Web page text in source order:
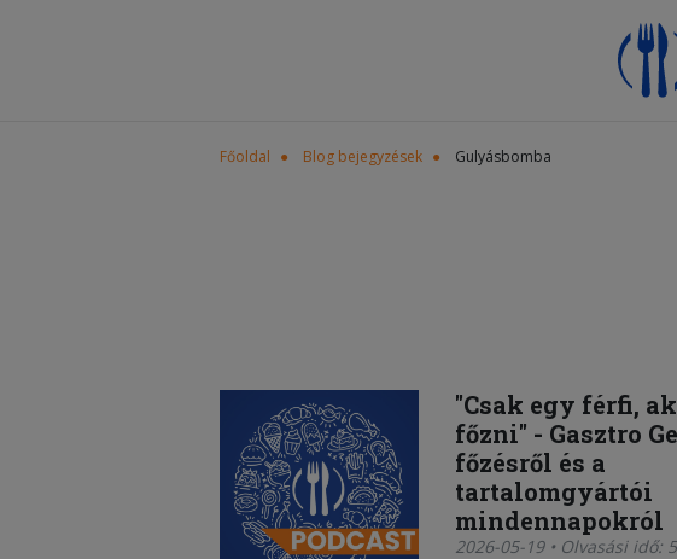
Főoldal Blog bejegyzések Gulyásbomba
"Csak egy férfi,
főzni" - Gasztro
főzésről és a
tartalomgyártói
mindennapokról
2026-05-19 • Olvasási idő: